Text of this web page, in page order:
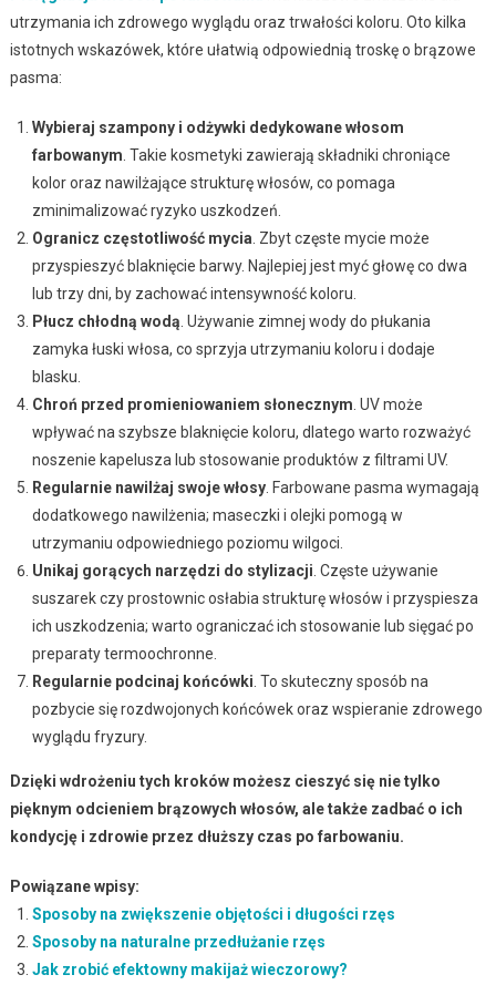
utrzymania ich zdrowego wyglądu oraz trwałości koloru. Oto kilka
istotnych wskazówek, które ułatwią odpowiednią troskę o brązowe
pasma:
Wybieraj szampony i odżywki dedykowane włosom
farbowanym . Takie kosmetyki zawierają składniki chroniące
kolor oraz nawilżające strukturę włosów, co pomaga
zminimalizować ryzyko uszkodzeń.
Ogranicz częstotliwość mycia . Zbyt częste mycie może
przyspieszyć blaknięcie barwy. Najlepiej jest myć głowę co dwa
lub trzy dni, by zachować intensywność koloru.
Płucz chłodną wodą . Używanie zimnej wody do płukania
zamyka łuski włosa, co sprzyja utrzymaniu koloru i dodaje
blasku.
Chroń przed promieniowaniem słonecznym . UV może
wpływać na szybsze blaknięcie koloru, dlatego warto rozważyć
noszenie kapelusza lub stosowanie produktów z filtrami UV.
Regularnie nawilżaj swoje włosy. Farbowane pasma wymagają
dodatkowego nawilżenia; maseczki i olejki pomogą w
utrzymaniu odpowiedniego poziomu wilgoci.
Unikaj gorących narzędzi do stylizacji . Częste używanie
suszarek czy prostownic osłabia strukturę włosów i przyspiesza
ich uszkodzenia; warto ograniczać ich stosowanie lub sięgać po
preparaty termoochronne.
Regularnie podcinaj końcówki . To skuteczny sposób na
pozbycie się rozdwojonych końcówek oraz wspieranie zdrowego
wyglądu fryzury.
Dzięki wdrożeniu tych kroków możesz cieszyć się nie tylko
pięknym odcieniem brązowych włosów, ale także zadbać o ich
kondycję i zdrowie przez dłuższy czas po farbowaniu.
Powiązane wpisy:
Sposoby na zwiększenie objętości i długości rzęs
Sposoby na naturalne przedłużanie rzęs
Jak zrobić efektowny makijaż wieczorowy?